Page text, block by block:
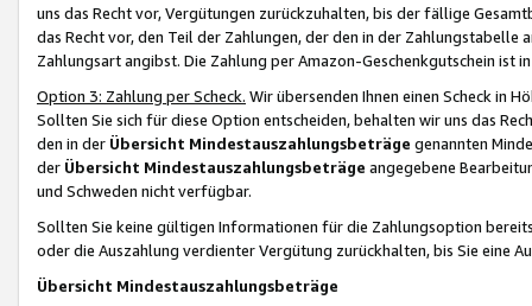
uns das Recht vor, Vergütungen zurückzuhalten, bis der fällige
das Recht vor, den Teil der Zahlungen, der den in der
Zahlungsart angibst. Die Zahlung per Amazon-Geschenkgutschein ist
Option 3: Zahlung per Scheck. Wir übersenden Ihnen einen Scheck in
Sollten Sie sich für diese Option entscheiden, behalten wir uns das
den in der Übersicht Mindestauszahlungsbeträge genannten
der Übersicht Mindestauszahlungsbeträge angegebene
und Schweden nicht verfügbar.
Sollten Sie keine gültigen Informationen für die Zahlungsoption
oder die Auszahlung verdienter Vergütung zurückhalten, bis Sie
Übersicht Mindestauszahlungsbeträge